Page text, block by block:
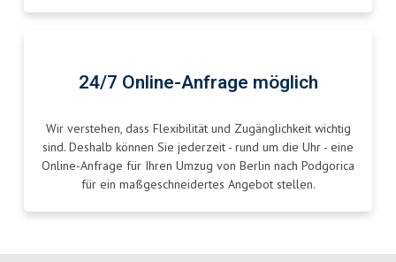
24/7 Online-Anfrage möglich
Wir verstehen, dass Flexibilität und Zugänglichkeit wichtig
sind. Deshalb können Sie jederzeit - rund um die Uhr - eine
Online-Anfrage für Ihren Umzug von Berlin nach Podgorica
für ein maßgeschneidertes Angebot stellen.